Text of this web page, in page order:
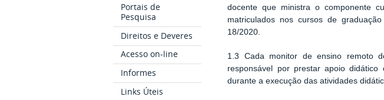
Portais de
Pesquisa
Direitos e Deveres
Acesso on-line
Informes
Links Úteis
docente que ministra o componente
matriculados nos cursos de
18/2020.
1.3 Cada monitor de ensino remoto
responsável por prestar apoio
durante a execução das atividades